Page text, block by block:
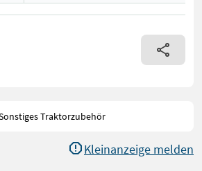
Traktorzubehör
Kleinanzeige melden